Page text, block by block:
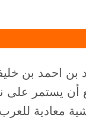
بن احمد بن
أن يستمر
معادية